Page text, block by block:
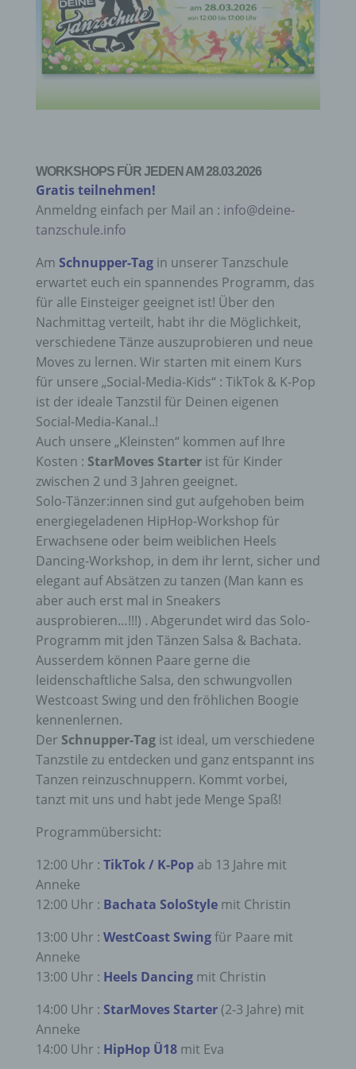
WORKSHOPS FÜR JEDEN AM 28.03.2026
Gratis teilnehmen!
Anmeldng einfach per Mail an : info@deine-
tanzschule.info
Am Schnupper-Tagin unserer Tanzschule
erwartet euch ein spannendes Programm, das
für alle Einsteiger geeignet ist! Über den
Nachmittag verteilt, habt ihr die Möglichkeit,
verschiedene Tänze auszuprobieren und neue
Moves zu lernen. Wir starten mit einem Kurs
für unsere „Social-Media-Kids“ : TikTok & K-Pop
ist der ideale Tanzstil für Deinen eigenen
Social-Media-Kanal..!
Auch unsere „Kleinsten“ kommen auf Ihre
Kosten : StarMoves Starterist für Kinder
zwischen 2 und 3 Jahren geeignet.
Solo-Tänzer:innen sind gut aufgehoben beim
energiegeladenen HipHop-Workshop für
Erwachsene oder beim weiblichen Heels
Dancing-Workshop, in dem ihr lernt, sicher und
elegant auf Absätzen zu tanzen (Man kann es
aber auch erst mal in Sneakers
ausprobieren…!!!) . Abgerundet wird das Solo-
Programm mit jden Tänzen Salsa & Bachata.
Ausserdem können Paare gerne die
leidenschaftliche Salsa, den schwungvollen
Westcoast Swing und den fröhlichen Boogie
kennenlernen.
Der Schnupper-Tagist ideal, um verschiedene
Tanzstile zu entdecken und ganz entspannt ins
Tanzen reinzuschnuppern. Kommt vorbei,
tanzt mit uns und habt jede Menge Spaß!
Programmübersicht:
12:00 Uhr : TikTok / K-Popab 13 Jahre mit
Anneke
12:00 Uhr : Bachata SoloStylemit Christin
13:00 Uhr : WestCoast Swingfür Paare mit
Anneke
13:00 Uhr : Heels Dancingmit Christin
14:00 Uhr : StarMoves Starter(2-3 Jahre) mit
Anneke
14:00 Uhr : HipHop Ü18mit Eva